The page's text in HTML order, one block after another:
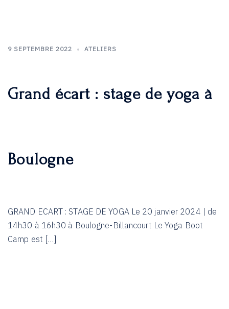
9 SEPTEMBRE 2022 ATELIERS
Grand écart : stage de yoga à
Boulogne
GRAND ECART : STAGE DE YOGA Le 20 janvier 2024 | de
14h30 à 16h30 à Boulogne-Billancourt Le Yoga Boot
Camp est […]